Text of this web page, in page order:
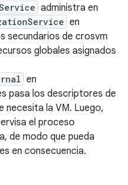
administra en
en
secundarios de crosvm
globales asignados
en
pasa los descriptores de
necesita la VM. Luego,
el proceso
de modo que pueda
en consecuencia.